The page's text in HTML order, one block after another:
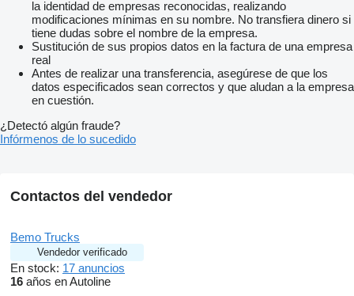
la identidad de empresas reconocidas, realizando
modificaciones mínimas en su nombre. No transfiera dinero si
tiene dudas sobre el nombre de la empresa.
Sustitución de sus propios datos en la factura de una empresa
real
Antes de realizar una transferencia, asegúrese de que los
datos especificados sean correctos y que aludan a la empresa
en cuestión.
¿Detectó algún fraude?
Infórmenos de lo sucedido
Contactos del vendedor
Bemo Trucks
Vendedor verificado
En stock: 17 anuncios
16 años en Autoline